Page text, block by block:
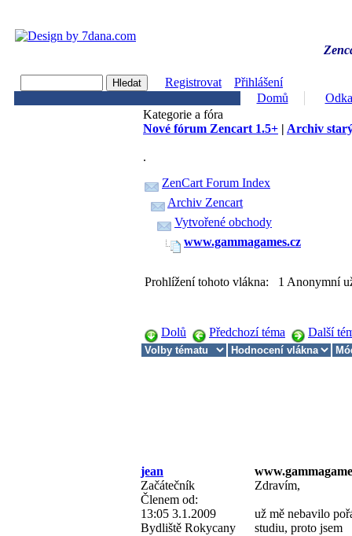
Registrovat
Přihlášení
Domů
Kategorie a fóra
Nové fórum Zencart 1.5+ | Archiv
.
ZenCart Forum Index
Archiv Zencart
Vytvořené obchody
www.gammagames.cz
Prohlížení tohoto vlákna: 1 Anonymní
Dolů Předchozí téma Další
jean
Začátečník
Členem od:
13:05 3.1.2009
Bydliště Rokycany
Zdravím,
už mě nebavilo
studiu, proto jsem